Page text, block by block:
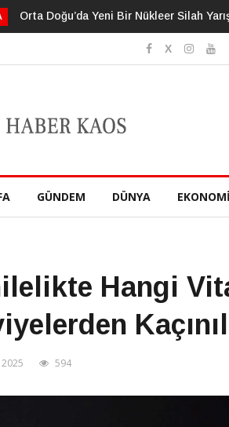
Neden Bildiğimizden Daha
Sanıyoruz?
GÜNDEM DÜNYA EKONOMI
Hangi
594